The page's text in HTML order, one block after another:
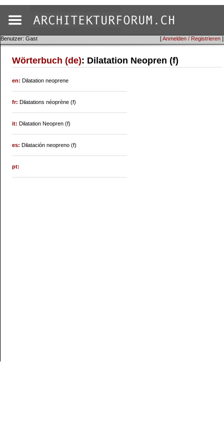
[Anmelden / Registrieren ]
Benutzer: Gast
Wörterbuch (de): Dilatation Neopren (f)
en:Dilatation neoprene
fr:Dilatations néoprène (f)
it:Dilatation Neopren (f)
es:Dilatación neopreno (f)
pt: